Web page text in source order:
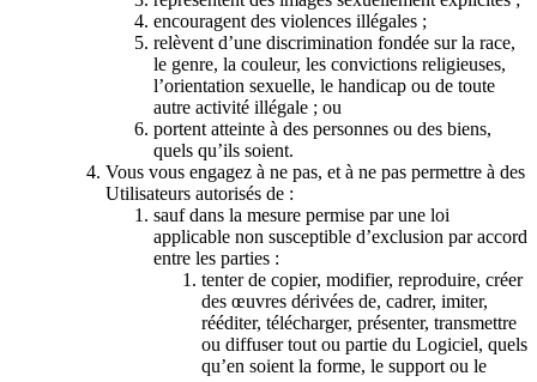
encouragent des violences illégales ;
relèvent d’une discrimination fondée sur la race,
le genre, la couleur, les convictions religieuses,
l’orientation sexuelle, le handicap ou de toute
autre activité illégale ; ou
portent atteinte à des personnes ou des biens,
quels qu’ils soient.
Vous vous engagez à ne pas, et à ne pas permettre à des
Utilisateurs autorisés de :
sauf dans la mesure permise par une loi
applicable non susceptible d’exclusion par accord
entre les parties :
tenter de copier, modifier, reproduire, créer
des œuvres dérivées de, cadrer, imiter,
rééditer, télécharger, présenter, transmettre
ou diffuser tout ou partie du Logiciel, quels
qu’en soient la forme, le support ou le